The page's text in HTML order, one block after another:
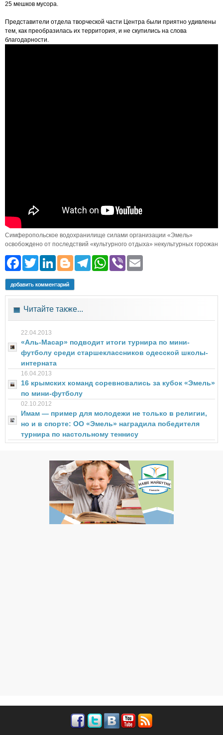
25 мешков мусора.
Представители отдела творческой части Центра были приятно удивлены
тем, как преобразилась их территория, и не скупились на слова
благодарности.
Симферопольское водохранилище силами организации «Эмель»
освобождено от последствий «культурного отдыха» некультурных горожан
Facebook
Twitter
LinkedIn
Blogger
Telegram
WhatsApp
Viber
добавить комментарий
Читайте также...
22.04.2013
«Аль-Масар» подводит итоги турнира по мини-
футболу среди старшеклассников одесской школы-
интерната
16.04.2013
16 крымских команд соревновались за кубок «Эмель»
по мини-футболу
02.10.2012
Имам — пример для молодежи не только в религии,
но и в спорте: ОО «Эмель» наградила победителя
турнира по настольному теннису